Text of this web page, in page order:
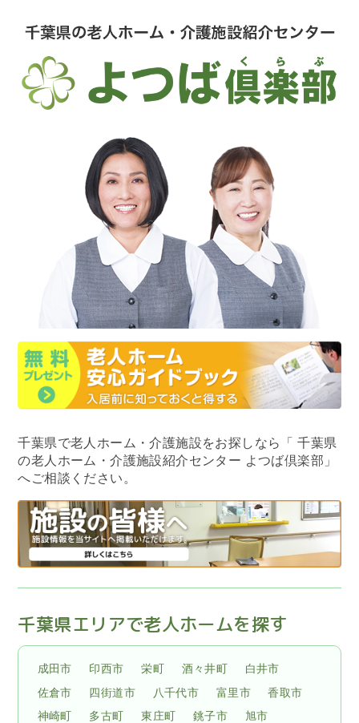
千葉県で老人ホーム・介護施設をお探しなら
「 千葉県
の老人ホーム・介護施設紹介センター よつば倶楽部」
へご相談ください。
千葉県エリアで老人ホームを探す
成田市 印西市 栄町 酒々井町
白井市
佐倉市
四街道市 八千代市 富里市
香取市
神崎町
多古町 東庄町 銚子市
旭市